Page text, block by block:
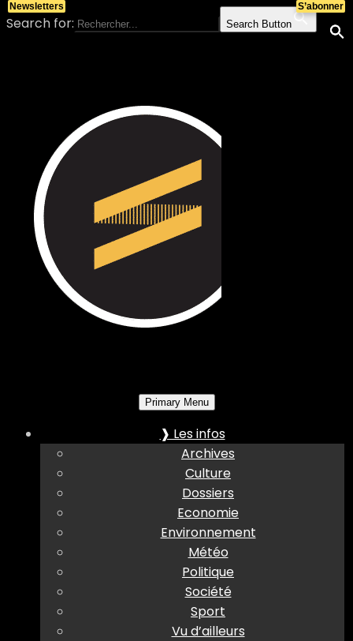
Search for: Search Button
Primary Menu
❱ Les infos
Archives
Culture
Dossiers
Economie
Environnement
Météo
Politique
Société
Sport
Vu d’ailleurs
S’abonner
Newsletters